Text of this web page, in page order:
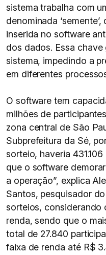
sistema trabalha com
denominada
inserida no software
dos dados. Essa
sistema, impedindo a
em diferentes
O software tem
milhões de
zona central de São
Subprefeitura da Sé,
sorteio, haveria
que o software
a operação”, explica
Santos, pesquisador
sorteios, considerando
renda, sendo que o
total de 27.840
faixa de renda até R$